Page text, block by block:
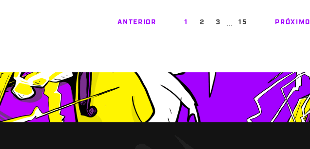
ANTERIOR 1 2 3 15 PRÓXIMO